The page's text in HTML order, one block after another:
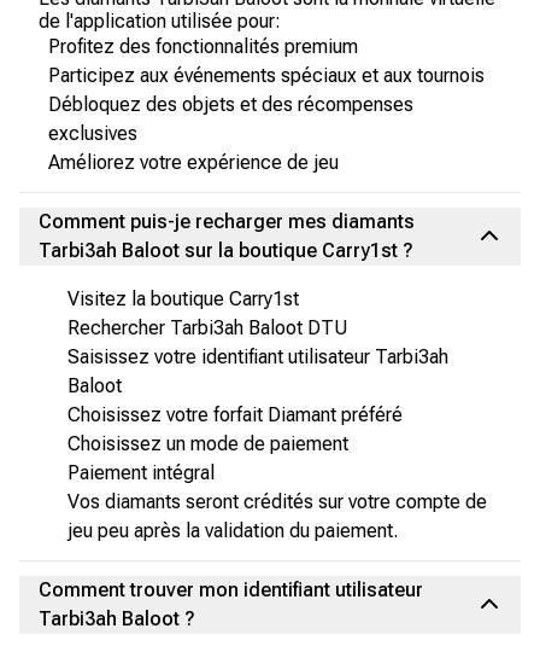
de l'application utilisée pour:
Profitez des fonctionnalités premium
Participez aux événements spéciaux et aux tournois
Débloquez des objets et des récompenses
exclusives
Améliorez votre expérience de jeu
Comment puis-je recharger mes diamants
Tarbi3ah Baloot sur la boutique Carry1st ?
Visitez la boutique Carry1st
Rechercher Tarbi3ah Baloot DTU
Saisissez votre identifiant utilisateur Tarbi3ah
Baloot
Choisissez votre forfait Diamant préféré
Choisissez un mode de paiement
Paiement intégral
Vos diamants seront crédités sur votre compte de
jeu peu après la validation du paiement.
Comment trouver mon identifiant utilisateur
Tarbi3ah Baloot ?